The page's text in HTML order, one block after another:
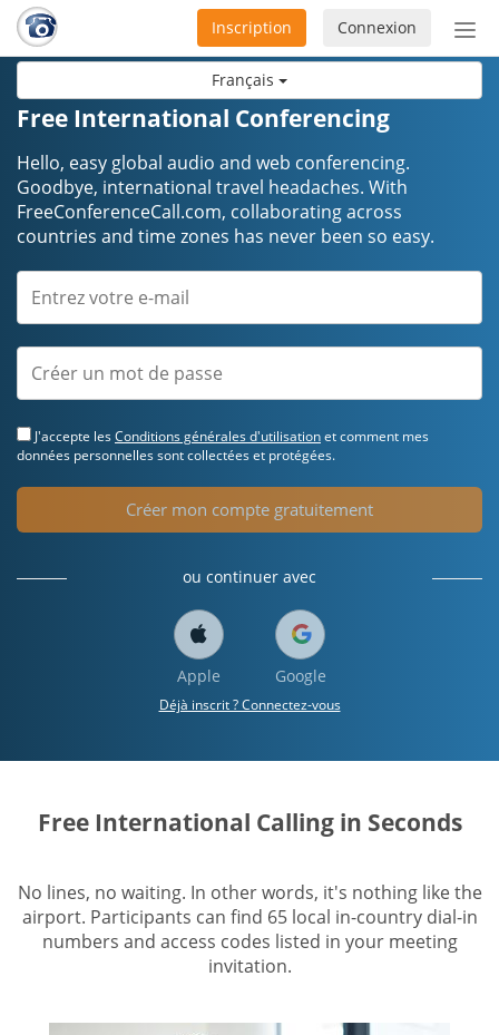
Français
ou
Connexion
Inscription
Free International Conferencing
Hello, easy global audio and web conferencing.
Goodbye, international travel headaches. ​​​​​​​With
FreeConferenceCall.com, collaborating across
countries and time zones has never been so easy.
J'accepte lesConditions générales d'utilisationet comment mes
données personnelles sont collectées et protégées.
Créer mon compte gratuitement
ou continuer avec
Apple Google
Déjà inscrit ? Connectez-vous
Free International Calling in Seconds
No lines, no waiting. In other words, it's nothing like the
airport. Participants can find 65 local in-country dial-in
numbers and access codes listed in your meeting
invitation.